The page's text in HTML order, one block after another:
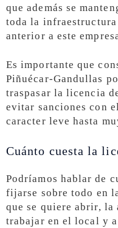
que además se
toda la infraestructura
anterior a este
Es importante que
Piñuécar-Gandullas
traspasar la licencia
evitar sanciones con
caracter leve hasta
Cuánto cuesta la
Podríamos hablar de
fijarse sobre todo en
que se quiere abrir, la
trabajar en el local y